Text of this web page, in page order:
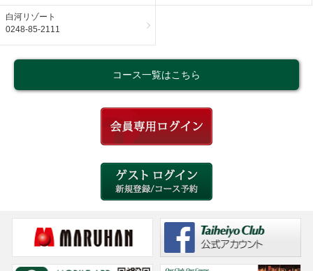
白河リゾート
0248-85-2111
コース一覧はこちら